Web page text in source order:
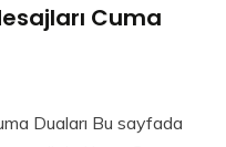
Cuma
Duaları Bu sayfada